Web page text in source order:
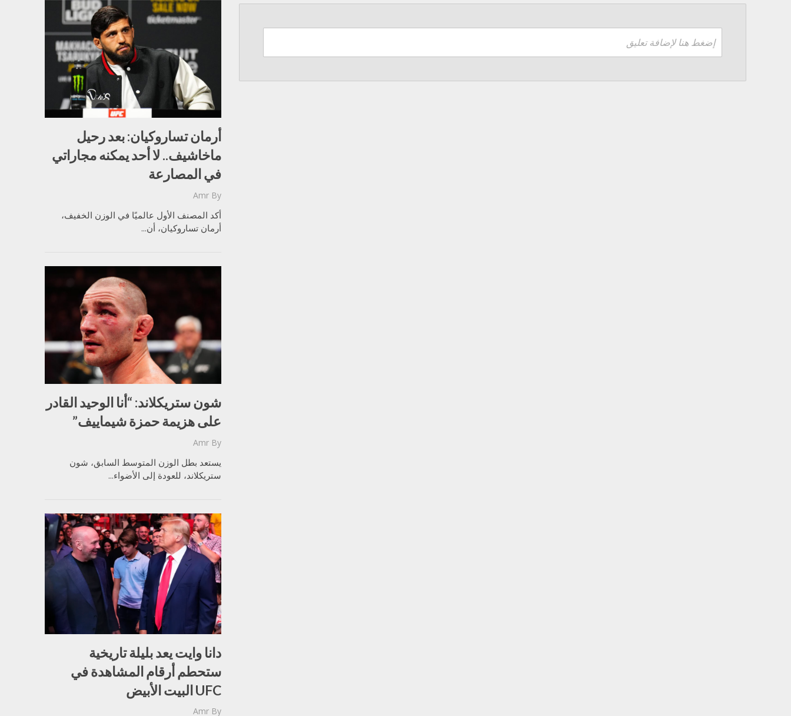
أرمان تساروكيان: بعد رحيل
ماخاشيف.. لا أحد يمكنه مجاراتي
في المصارعة
By
Amr
أكد المصنف الأول عالميًا في الوزن الخفيف،
أرمان تساروكيان، أن...
شون ستريكلاند: “أنا الوحيد القادر
على هزيمة حمزة شيماييف”
By
Amr
يستعد بطل الوزن المتوسط السابق، شون
ستريكلاند، للعودة إلى الأضواء...
دانا وايت يعد بليلة تاريخية
ستحطم أرقام المشاهدة في
UFC البيت الأبيض
By
Amr
إضغط هنا لإضافة تعليق